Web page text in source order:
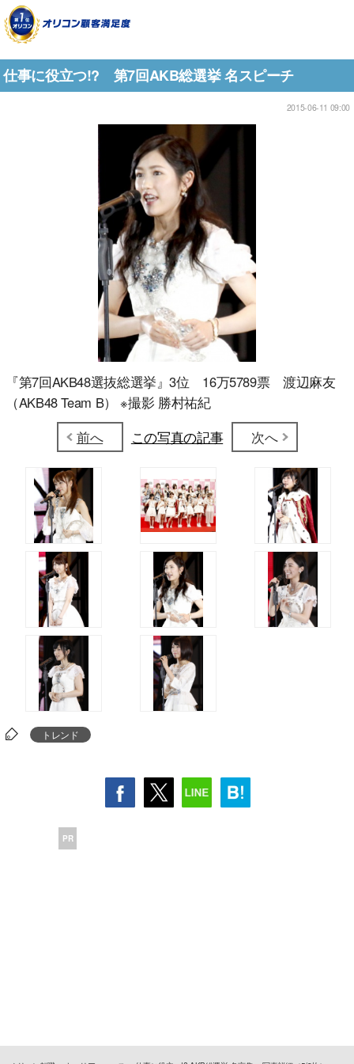
仕事に役立つ!? 第7回AKB総選挙 名スピーチ
2015-06-11 09:00
『第7回AKB48選抜総選挙』3位 16万5789票 渡辺麻友
（AKB48 Team B） ※撮影 勝村祐紀
前へ
この写真の記事 次へ
トレンド
PR